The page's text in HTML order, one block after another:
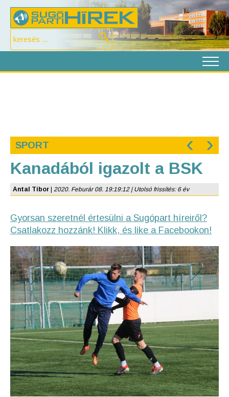
SPORT ‹ ›
Kanadából igazolt a BSK
Antal Tibor 2020. Feburár 08. 19:19:12 | Utolsó frissítés: 6 év
Gyorsan szeretnél értesülni a Sugópart híreiről?
Csatlakozz hozzánk! Klikk, és like a Facebookon!